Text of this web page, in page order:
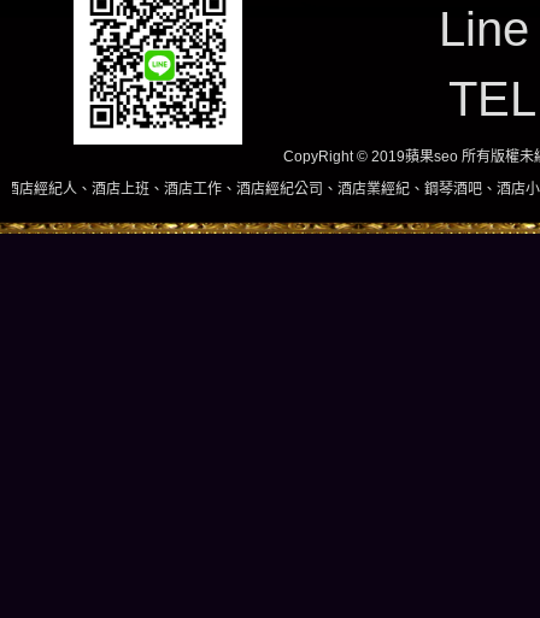
CopyRight © 2019蘋果seo 所有版權未
店上班、酒店工作、酒店經紀公司、酒店業經紀、鋼琴酒吧、酒店小姐、酒店